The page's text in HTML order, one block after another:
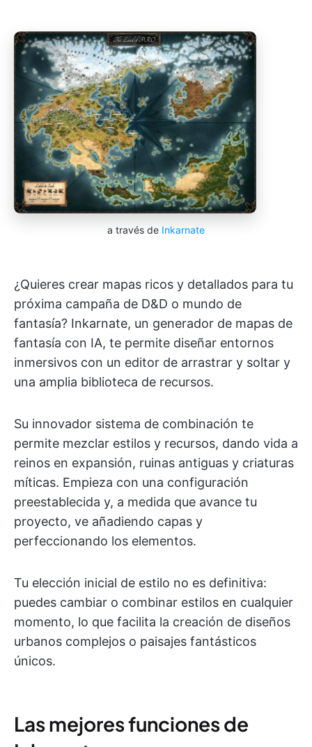
a través de Inkarnate
¿Quieres crear mapas ricos y detallados para tu
próxima campaña de D&D o mundo de
fantasía? Inkarnate, un generador de mapas de
fantasía con IA, te permite diseñar entornos
inmersivos con un editor de arrastrar y soltar y
una amplia biblioteca de recursos.
Su innovador sistema de combinación te
permite mezclar estilos y recursos, dando vida a
reinos en expansión, ruinas antiguas y criaturas
míticas. Empieza con una configuración
preestablecida y, a medida que avance tu
proyecto, ve añadiendo capas y
perfeccionando los elementos.
Tu elección inicial de estilo no es definitiva:
puedes cambiar o combinar estilos en cualquier
momento, lo que facilita la creación de diseños
urbanos complejos o paisajes fantásticos
únicos.
Las mejores funciones de